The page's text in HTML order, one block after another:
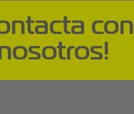
con